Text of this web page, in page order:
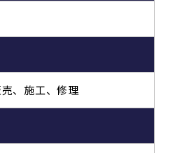
、施工、修理